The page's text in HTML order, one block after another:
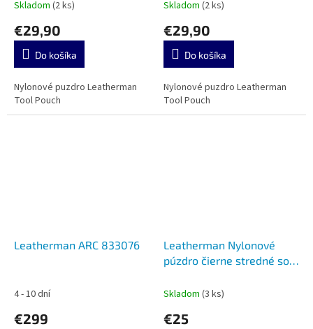
Skladom (2 ks)
€29,90
Do košíka
Nylonové puzdro Leatherman
Tool Pouch
Skladom (2 ks)
€29,90
Do košíka
Nylonové puzdro Leatherman
Tool Pouch
Leatherman ARC 833076
4 - 10 dní
€299
Leatherman Nylonové
púzdro čierne stredné so 4
Skladom (3 ks)
€25